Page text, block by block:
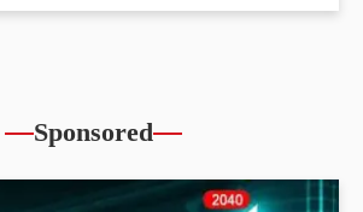
Sponsored